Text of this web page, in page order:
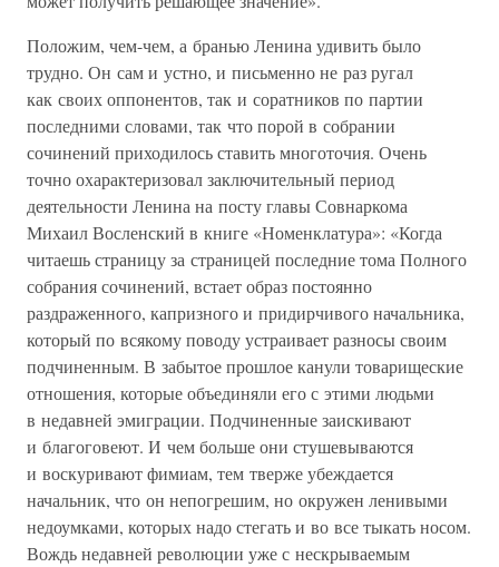
Положим, чем-чем, а бранью Ленина удивить было
трудно. Он сам и устно, и письменно не раз ругал
как своих оппонентов, так и соратников по партии
последними словами, так что порой в собрании
сочинений приходилось ставить многоточия. Очень
точно охарактеризовал заключительный период
деятельности Ленина на посту главы Совнаркома
Михаил Восленский в книге «Номенклатура»: «Когда
читаешь страницу за страницей последние тома Полного
собрания сочинений, встает образ постоянно
раздраженного, капризного и придирчивого начальника,
который по всякому поводу устраивает разносы своим
подчиненным. В забытое прошлое канули товарищеские
отношения, которые объединяли его с этими людьми
в недавней эмиграции. Подчиненные заискивают
и благоговеют. И чем больше они стушевываются
и воскуривают фимиам, тем тверже убеждается
начальник, что он непогрешим, но окружен ленивыми
недоумками, которых надо стегать и во все тыкать носом.
Вождь недавней революции уже с нескрываемым